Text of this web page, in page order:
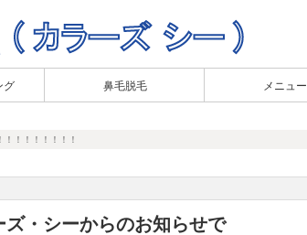
グ 鼻毛脱毛 メニュー
！！！！！！！
ズ・シーからのお知らせで